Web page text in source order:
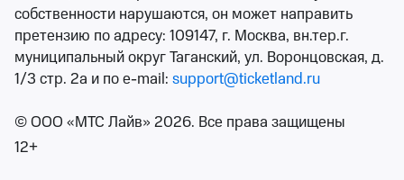
собственности нарушаются, он может направить
претензию по адресу: 109147, г. Москва, вн.тер.г.
муниципальный округ Таганский, ул. Воронцовская, д.
1/3 стр. 2а и по e-mail: support@ticketland.ru
© ООО «МТС Лайв» 2026. Все права защищены
12+